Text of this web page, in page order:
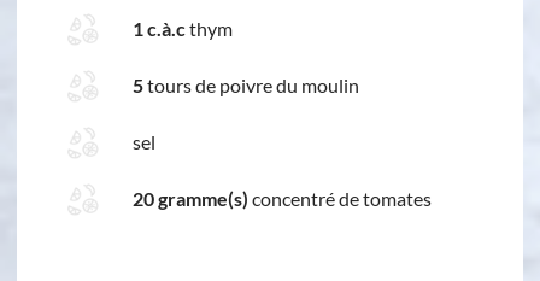
1 c.à.cthym
5tours de poivre du moulin
sel
20 gramme(s) concentré de tomates